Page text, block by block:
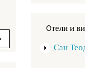
Oтели и
Сан